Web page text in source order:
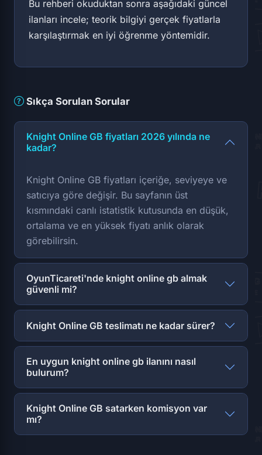
Bu rehberi okuduktan sonra aşağıdaki güncel
ilanları incele; teorik bilgiyi gerçek fiyatlarla
karşılaştırmak en iyi öğrenme yöntemidir.
Sıkça Sorulan Sorular
Knight Online GB fiyatları 2026 yılında ne
kadar?
Knight Online GB fiyatları içeriğe, seviyeye ve
satıcıya göre değişir. Bu sayfanın üst
kısmındaki canlı istatistik kutusunda en düşük,
ortalama ve en yüksek fiyatı anlık olarak
görebilirsin.
OyunTicareti'nde knight online gb almak
güvenli mi?
Knight Online GB teslimatı ne kadar sürer?
En uygun knight online gb ilanını nasıl
bulurum?
Knight Online GB satarken komisyon var
mı?